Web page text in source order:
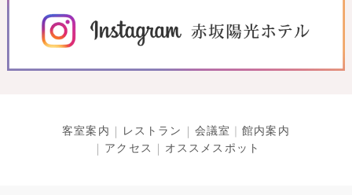
客室案内 レストラン 会議室
館内案内
アクセス
オススメスポット